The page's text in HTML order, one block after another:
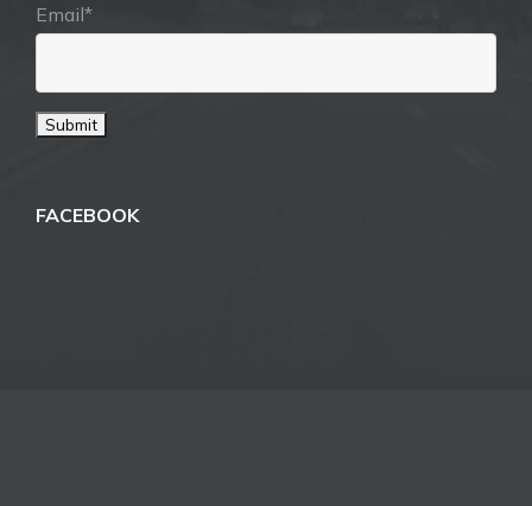
Email*
FACEBOOK